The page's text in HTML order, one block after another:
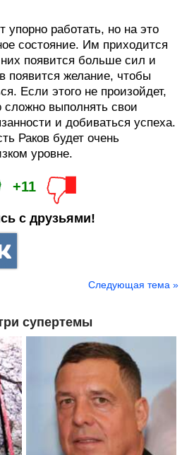
упорно работать, но на это
состояние. Им приходится
появится больше сил и
появится желание, чтобы
Если этого не произойдет,
сложно выполнять свои
и добиваться успеха.
Раков будет очень
уровне.
+11
с друзьями!
Следующая тема »
супертемы